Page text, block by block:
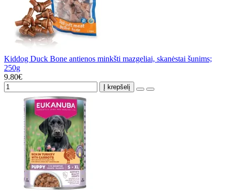
Kiddog Duck Bone antienos minkšti mazgeliai, skanėstai šunims;
250g
9.80€
Į krepšelį